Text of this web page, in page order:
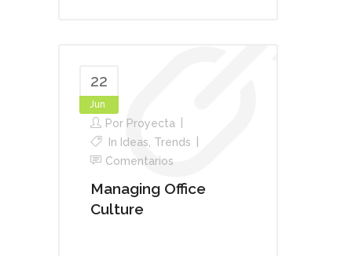
22
Jun
Por Proyecta
In Ideas Trends
Comentarios
Managing Office
Culture